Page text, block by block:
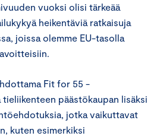
vuoksi olisi tärkeää
heikentäviä ratkaisuja
joissa olemme EU-tasolla
Fit for 55 -
päästökaupan lisäksi
jotka vaikuttavat
kuten esimerkiksi